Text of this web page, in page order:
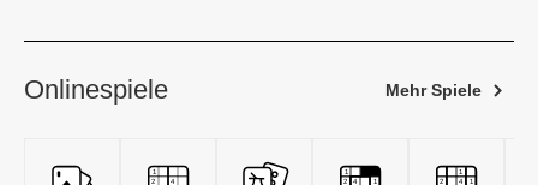
Onlinespiele Mehr Spiele